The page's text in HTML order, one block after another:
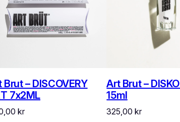
3
0
m
n
g
d
Brut – DISCOVERY
7x2ML
kr
Art Brut –
15ml
325,00kr